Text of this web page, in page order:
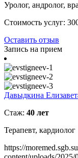
Уролог, андролог,
Стоимость услуг:
Оставить отзыв
Запись на прием
Давыдкина
Стаж: 40 лет
Терапевт, кардиолог
https://